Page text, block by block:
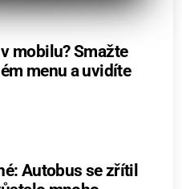
mobilu? Smažte
menu a uvidíte
Autobus se zřítil